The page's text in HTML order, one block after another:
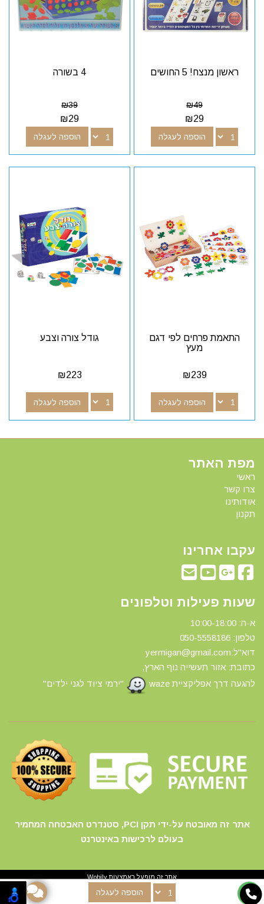
הוספה לעגלה
ראשון מנצח! 5 החושים
₪49
₪29
הוספה לעגלה
4 בשורה
₪39
₪29
הוספה לעגלה
התאמת פרחים לפי דגם
מעץ
₪239
הוספה לעגלה
גודל צורה וצבע
₪223
הוספה לעגלה
מפת האתר
ראשי
צרו קשר
אודותינו
תקנון
עקבו אחרינו
שעות פעילות וטלפונים
א-ה: 10:00-18:00
טלפון: 0 50-5558186
דוא"ל:yermigan@gmail.com
כתובת: אזור תעשייה נוף הארץ,
להגעה דרך אפליקציית waze
"ירמי ציוד לגני ילדים"
אתר זה מאובטח על-ידי תקן PCI, סטנדרט האבטחה המחמיר
בעולם לרכישות באינטרנט
אתר זה מופעל באמצעות Wobily
חנות וירטואלית | אתר אינטרנט